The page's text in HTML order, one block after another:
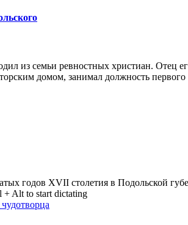
из се­мьи рев­ност­ных хри­сти­ан. Отец
до­мом, за­ни­мал долж­ность
го­дов XVII сто­ле­тия в По­доль­ской
Alt to start dictating